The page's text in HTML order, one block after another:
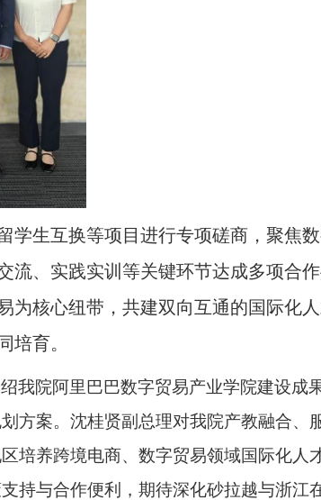
生互换等项目进行专项磋商，聚焦数
流、实践实训等关键环节达成多项合
为核心纽带，共建双向互通的国际化
培育。
我院阿里巴巴数字贸易产业学院建设成
方案。沈桂贤副总理对我院产教融合、
培养跨境电商、数字贸易领域国际化人
持与合作便利，期待深化砂拉越与浙江